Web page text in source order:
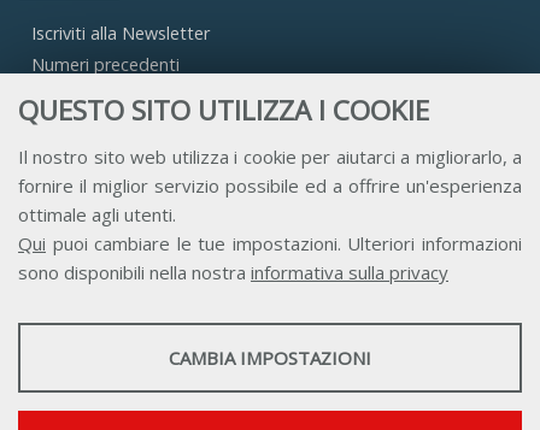
QUESTO SITO UTILIZZA I COOKIE
Il nostro sito web utilizza i cookie per aiutarci a migliorarlo, a
fornire il miglior servizio possibile ed a offrire un'esperienza
ottimale agli utenti.
Qui puoi cambiare le tue impostazioni. Ulteriori informazioni
sono disponibili nella nostra informativa sulla privacy
STATISTICHE
CAMBIA IMPOSTAZIONI
Iscriviti alla Newsletter
Numeri precedenti
Accesso Aderenti
Accesso Consulta
Accesso Team
Contatti Privacy Trasparenza Credits